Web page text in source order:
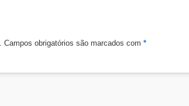
Campos obrigatórios são marcados com *